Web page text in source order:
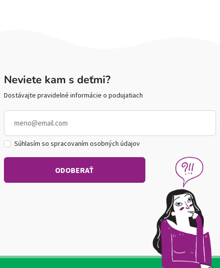
Neviete kam s deťmi?
Dostávajte pravidelné informácie o podujatiach
Súhlasím so spracovaním osobných údajov